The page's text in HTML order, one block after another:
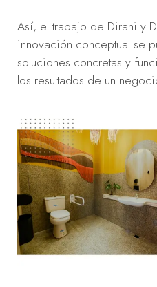
Así, el trabajo de Dirani y
innovación conceptual se
soluciones concretas y
los resultados de un